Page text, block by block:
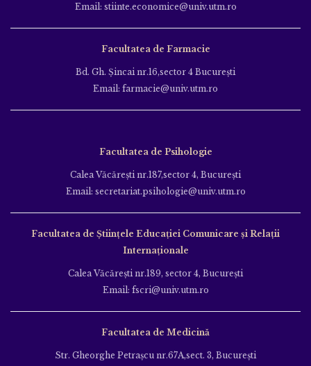
Email: stiinte.economice@univ.utm.ro
Facultatea de Farmacie
Bd. Gh. Şincai nr.16,sector 4 Bucureşti
Email: farmacie@univ.utm.ro
Facultatea de Psihologie
Calea Văcăreşti nr.187,sector 4, Bucureşti
Email: secretariat.psihologie@univ.utm.ro
Facultatea de Ştiinţele Educației Comunicare și Relații
Internaționale
Calea Văcăreşti nr.189, sector 4, Bucureşti
Email: fscri@univ.utm.ro
Facultatea de Medicină
Str. Gheorghe Petraşcu nr.67A,sect. 3, Bucureşti